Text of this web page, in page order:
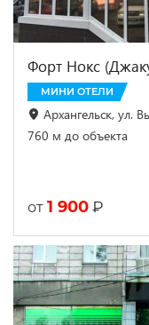
Форт Нокс
МИНИ ОТЕЛИ
Архангельск, ул.
760 м до объекта
от 1 900 ₽